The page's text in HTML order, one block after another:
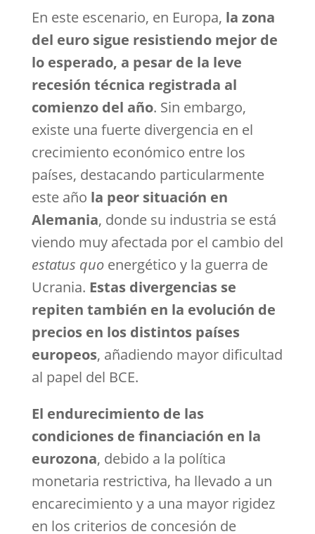
En este escenario, en Europa, la zona
del euro sigue resistiendo mejor de
lo esperado, a pesar de la leve
recesión técnica registrada al
comienzo del año. Sin embargo,
existe una fuerte divergencia en el
crecimiento económico entre los
países, destacando particularmente
este año la peor situación en
Alemania, donde su industria se está
viendo muy afectada por el cambio del
estatus quoenergético y la guerra de
Ucrania. Estas divergencias se
repiten también en la evolución de
precios en los distintos países
europeos, añadiendo mayor dificultad
al papel del BCE.
El endurecimiento de las
condiciones de financiación en la
eurozona, debido a la política
monetaria restrictiva, ha llevado a un
encarecimiento y a una mayor rigidez
en los criterios de concesión de